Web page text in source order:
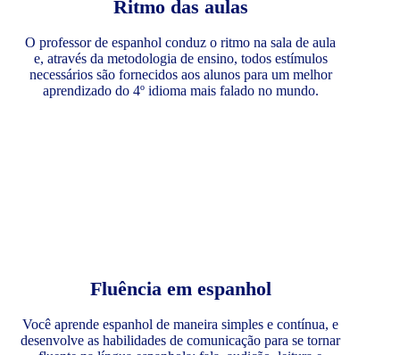
Ritmo das aulas
O professor de espanhol conduz o ritmo na sala de aula
e, através da metodologia de ensino, todos estímulos
necessários são fornecidos aos alunos para um melhor
aprendizado do 4º idioma mais falado no mundo.
Fluência em espanhol
Você aprende espanhol de maneira simples e contínua, e
desenvolve as habilidades de comunicação para se tornar